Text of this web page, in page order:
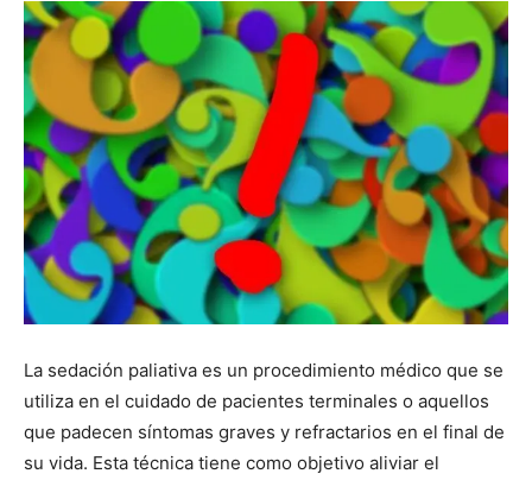
La sedación paliativa es un procedimiento médico que se
utiliza en el cuidado de pacientes terminales o aquellos
que padecen síntomas graves y refractarios en el final de
su vida. Esta técnica tiene como objetivo aliviar el